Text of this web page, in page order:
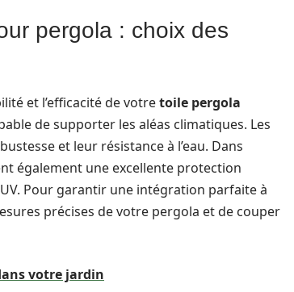
pergola : choix des
et l’efficacité de votretoile pergola
de supporter les aléas climatiques. Les
et leur résistance à l’eau. Dans
également une excellente protection
Pour garantir une intégration parfaite à
précises de votre pergola et de couper
votre jardin